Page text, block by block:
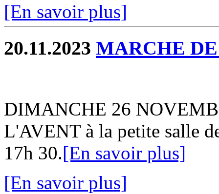
[En savoir plus]
20.11.2023 MARCHE
DIMANCHE 26
L'AVENT à la petite salle
17h 30.[En savoir plus]
[En savoir plus]